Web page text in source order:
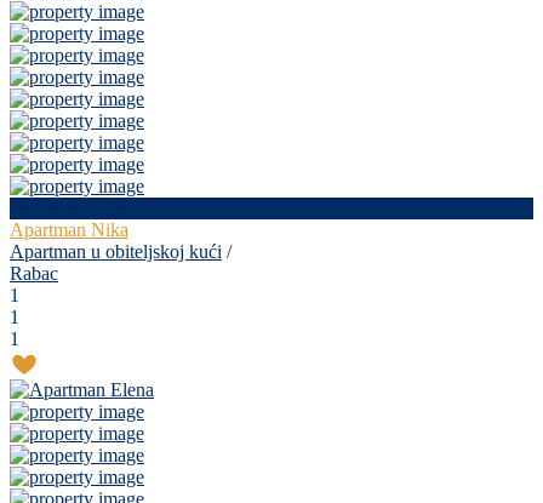
Apartman Nika
Apartman u obiteljskoj kući /
Rabac
1
1
1